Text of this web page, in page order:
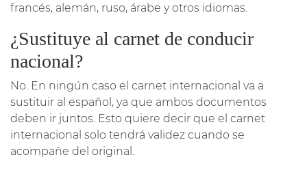
francés, alemán, ruso, árabe y otros idiomas.
¿Sustituye al carnet de conducir
nacional?
No. En ningún caso el carnet internacional va a
sustituir al español, ya que ambos documentos
deben ir juntos. Esto quiere decir que el carnet
internacional solo tendrá validez cuando se
acompañe del original.